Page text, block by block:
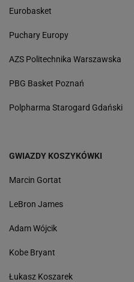
Eurobasket
Puchary Europy
AZS Politechnika Warszawska
PBG Basket Poznań
Polpharma Starogard Gdański
GWIAZDY KOSZYKÓWKI
Marcin Gortat
LeBron James
Adam Wójcik
Kobe Bryant
Łukasz Koszarek